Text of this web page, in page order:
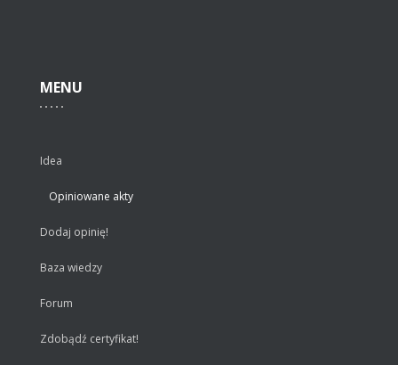
MENU
Idea
Opiniowane akty
Dodaj opinię!
Baza wiedzy
Forum
Zdobądź certyfikat!